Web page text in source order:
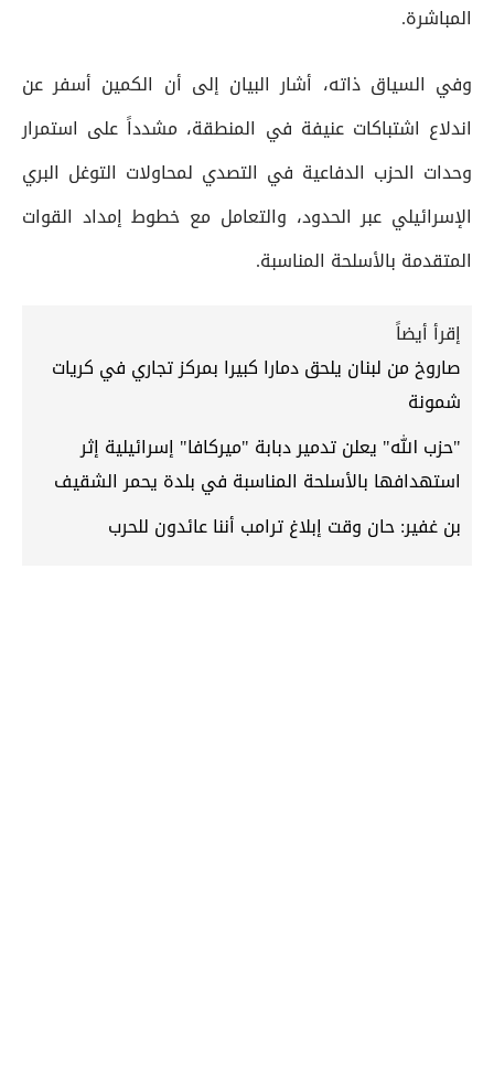
المباشرة.
وفي السياق ذاته، أشار البيان إلى أن الكمين أسفر عن
اندلاع اشتباكات عنيفة في المنطقة، مشدداً على استمرار
وحدات الحزب الدفاعية في التصدي لمحاولات التوغل البري
الإسرائيلي عبر الحدود، والتعامل مع خطوط إمداد القوات
المتقدمة بالأسلحة المناسبة.
إقرأ أيضاً
صاروخ من لبنان يلحق دمارا كبيرا بمركز تجاري في كريات
شمونة
"حزب الله" يعلن تدمير دبابة "ميركافا" إسرائيلية إثر
استهدافها بالأسلحة المناسبة في بلدة يحمر الشقيف
بن غفير: حان وقت إبلاغ ترامب أننا عائدون للحرب